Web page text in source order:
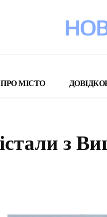
ПРО МІСТО
з